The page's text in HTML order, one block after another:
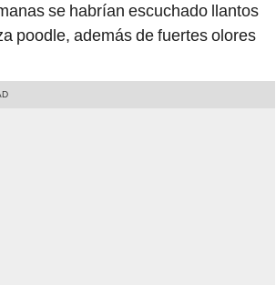
se habrían escuchado llantos
poodle, además de fuertes olores